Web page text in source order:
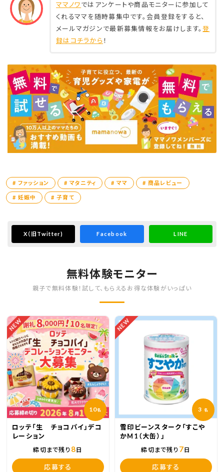
⁡
足首が当たる部分にクッション？がついてて痛
中敷きにもクッションがついてて歩いてて足が
疲れない！
子育て中もあってスニーカーばかりなんだけど
こちらだと足元のオシャレも楽しめる♡♡
ら着れちゃった♡
⁡
あとびっくりなのが洗濯機で洗えちゃうこと！
型崩れもしにくいみたいで
きれいを簡単に保てるから妊娠中～産後も履
けちゃう✧*
⁡
フラットシューズは他にも
メリージェーンやローファー、ラウンドトゥなど
種類も豊富で
カラーやデザインもたくさん！
ママノワではアンケートや商品モニターに参加して
くれるママを随時募集中です。会員登録をすると、
メールマガジンで最新募集情報をお届けします。登
録はコチラから ！
# ファッション # マタニティ # ママ # 商品レビュー
# 妊娠中 # 子育て
X （旧Twitter) Facebook LINE
無料体験モニター
親子で無料体験！試して、もらえるお得な体験がいっぱい
NEW
10名
ロッテ「生 チョコパイ」デコ
レーション
締切まで残り 8日
応募する
NEW
3 名
雪印ビーンスターク「すこや
かM1（大缶）」
締切まで残り 7日
応募する